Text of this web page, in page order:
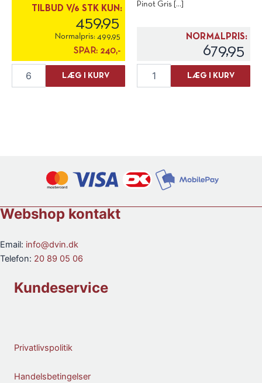
TILBUD V/6 STK KUN:
459,95
Normalpris: 499,95
SPAR: 240,-
Bott-
LÆG I KURV
Pinot Gris [...]
NORMALPRIS:
679,95
Bott-
2017
antal
LÆG I KURV
Webshop kontakt
Email: info@dvin.dk
Telefon: 20 89 05 06
Kundeservice
Privatlivspolitik
Handelsbetingelser